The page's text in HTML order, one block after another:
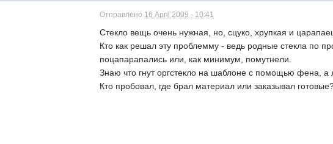
Отправлено 16 April 2009 - 10:41
Стекло вещь очень нужная, но, сцуко, хрупкая и
Кто как решал эту проблемму - ведь родные стекла по
поцапарапались или, как минимум, помутнели.
Знаю что гнут оргстекло на шаблоне с помощью фена, а
Кто пробовал, где брал материал или заказывал